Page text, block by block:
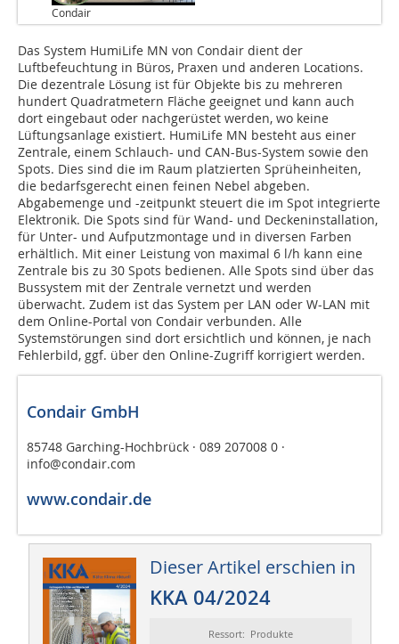
Condair
Das System HumiLife MN von Condair dient der
Luftbefeuchtung in Büros, Praxen und anderen Locations.
Die dezentrale Lösung ist für Objekte bis zu mehreren
hundert Quadratmetern Fläche geeignet und kann auch
dort eingebaut oder nachgerüstet werden, wo keine
Lüftungsanlage existiert. HumiLife MN besteht aus einer
Zentrale, einem Schlauch- und CAN-Bus-System sowie den
Spots. Dies sind die im Raum platzierten Sprüheinheiten,
die bedarfsgerecht einen feinen Nebel abgeben.
Abgabemenge und -zeitpunkt steuert die im Spot integrierte
Elektronik. Die Spots sind für Wand- und Deckeninstallation,
für Unter- und Aufputzmontage und in diversen Farben
erhältlich. Mit einer Leistung von maximal 6 l/h kann eine
Zentrale bis zu 30 Spots bedienen. Alle Spots sind über das
Bussystem mit der Zentrale vernetzt und werden
überwacht. Zudem ist das System per LAN oder W-LAN mit
dem Online-Portal von Condair verbunden. Alle
Systemstörungen sind dort ersichtlich und können, je nach
Fehlerbild, ggf. über den Online-Zugriff korrigiert werden.
Condair GmbH
85748 Garching-Hochbrück · 089 207008 0 ·
info@condair.com
www.condair.de
Dieser Artikel erschien in
KKA 04/2024
Ressort: Produkte